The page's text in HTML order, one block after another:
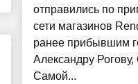
отправились по
сети магазинов
ранее прибывшим
Александру Рогову,
Самой...